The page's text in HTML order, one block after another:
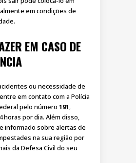
em condições de
EM CASO DE
ou necessidade de
em contato com a Polícia
pelo número 191,
horas por dia. Além disso,
informado sobre alertas de
na sua região por
da Defesa Civil do seu